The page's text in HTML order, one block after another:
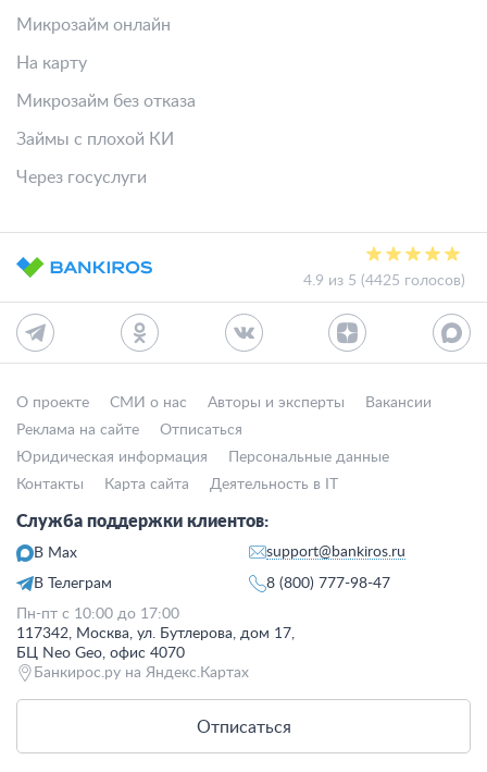
Микрозайм онлайн
На карту
Микрозайм без отказа
Займы с плохой КИ
Через госуслуги
4.9 из 5 (4425 голосов)
О проекте СМИ о нас Авторы и эксперты
Вакансии
Реклама на сайте
Отписаться
Юридическая информация
Персональные данные
Контакты
Карта сайта Деятельность в IT
Служба поддержки клиентов:
В Max
В Телеграм
support@bankiros.ru
8 (800) 777-98-47
Пн-пт с 10:00 до 17:00
117342, Москва, ул. Бутлерова, дом 17,
БЦ Neo Geo, офис 4070
Банкирос.ру на Яндекс.Картах
Отписаться